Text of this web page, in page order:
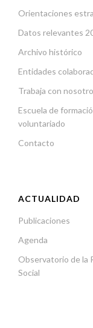
Orientaciones
Datos relevantes
Archivo histórico
Entidades
Trabaja con
Escuela de
voluntariado
Contacto
ACTUALIDAD
Publicaciones
Agenda
Observatorio de la
Social